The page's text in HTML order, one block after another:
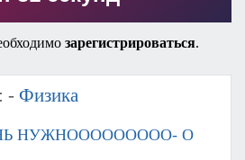
зарегистрироваться.
- Физика
НУЖНООООООООО- О